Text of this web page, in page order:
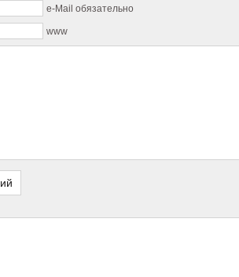
e-Mail обязательно
www